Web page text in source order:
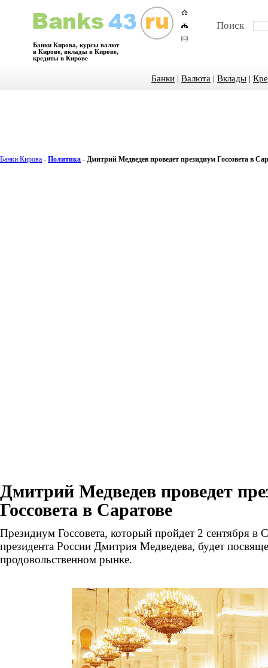
Банки Кирова, курсы валют
в Кирове, вклады в Кирове,
кредиты в Кирове
Поиск
Банки | Валюта | Вклады |
Банки Кирова - Политика - Дмитрий Медведев проведет президиум Госсовета в
Дмитрий Медведев проведет
Госсовета в Саратове
Президиум Госсовета, который пройдет 2 сентября в
президента России Дмитрия Медведева, будет
продовольственном рынке.